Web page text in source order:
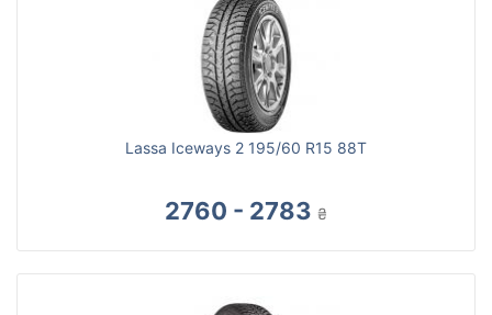
Lassa Iceways 2 195/60 R15 88T
2760 - 2783 ₴